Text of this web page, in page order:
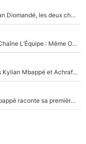
Antoine Griezmann et N'Golo Kanté : Comme Yan Diomandé, les deux champions du monde ont refusé de signer au PSG !
Un chroniqueur de L’Équipe du Soir viré par La Chaîne L’Équipe : Même Olivier Ménard n’avait pas pu empêcher son départ, «je l’ai appris sur Twitter, je l’ai vécu assez mal»
Loin du Real Madrid et du PSG, les inséparables Kylian Mbappé et Achraf Hakimi changent d'équipe le temps d'une journée !
«Je ne sais pas pourquoi j’ai dit ça...» : Kylian Mbappé raconte sa première rencontre avec Zinédine Zidane (et c’est très drôle)